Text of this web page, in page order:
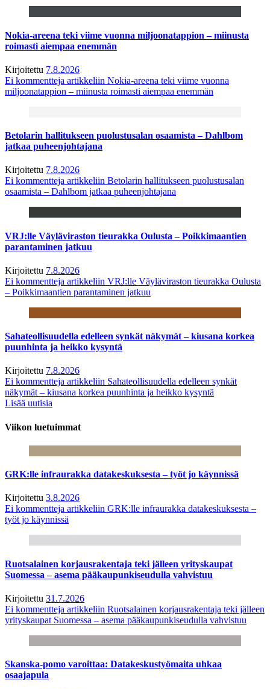
Nokia-areena teki viime vuonna miljoonatappion – miinusta
roimasti aiempaa enemmän
Kirjoitettu 7.8.2026
Ei kommentteja artikkeliin Nokia-areena teki viime vuonna
miljoonatappion – miinusta roimasti aiempaa enemmän
Betolarin hallitukseen puolustusalan osaamista – Dahlbom
jatkaa puheenjohtajana
Kirjoitettu 7.8.2026
Ei kommentteja artikkeliin Betolarin hallitukseen puolustusalan
osaamista – Dahlbom jatkaa puheenjohtajana
VRJ:lle Väyläviraston tieurakka Oulusta – Poikkimaantien
parantaminen jatkuu
Kirjoitettu 7.8.2026
Ei kommentteja artikkeliin VRJ:lle Väyläviraston tieurakka Oulusta
– Poikkimaantien parantaminen jatkuu
Sahateollisuudella edelleen synkät näkymät – kiusana korkea
puunhinta ja heikko kysyntä
Kirjoitettu 7.8.2026
Ei kommentteja artikkeliin Sahateollisuudella edelleen synkät
näkymät – kiusana korkea puunhinta ja heikko kysyntä
Lisää uutisia
Viikon luetuimmat
GRK:lle infraurakka datakeskuksesta – työt jo käynnissä
Kirjoitettu 3.8.2026
Ei kommentteja artikkeliin GRK:lle infraurakka datakeskuksesta –
työt jo käynnissä
Ruotsalainen korjausrakentaja teki jälleen yrityskaupat
Suomessa – asema pääkaupunkiseudulla vahvistuu
Kirjoitettu 31.7.2026
Ei kommentteja artikkeliin Ruotsalainen korjausrakentaja teki jälleen
yrityskaupat Suomessa – asema pääkaupunkiseudulla vahvistuu
Skanska-pomo varoittaa: Datakeskustyömaita uhkaa
osaajapula